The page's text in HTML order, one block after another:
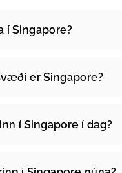
í Singapore?
er Singapore?
í Singapore í dag?